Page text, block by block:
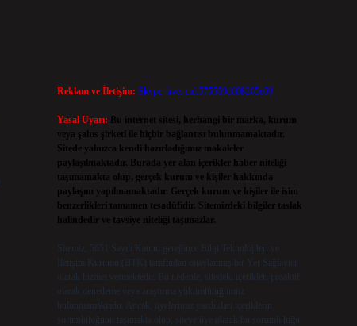
Reklam ve İletişim: Skype: live:.cid.575569c608265c69
Yasal Uyarı:
Bu internet sitesi, herhangi bir marka, kurum
veya şahıs şirketi ile hiçbir bağlantısı bulunmamaktadır.
Sitede yalnızca kendi hazırladığımız makaleler
paylaşılmaktadır. Burada yer alan içerikler haber niteliği
taşımamakta olup, gerçek kurum ve kişiler hakkında
paylaşım yapılmamaktadır. Gerçek kurum ve kişiler ile isim
benzerlikleri tamamen tesadüfidir. Sitemizdeki bilgiler taslak
halindedir ve tavsiye niteliği taşımazlar.
Sitemiz, 5651 Sayılı Kanun gereğince Bilgi Teknolojileri ve
İletişim Kurumu (BTK) tarafından onaylanmış bir Yer Sağlayıcı
olarak hizmet vermektedir. Bu nedenle, sitedeki içerikleri proaktif
olarak denetleme veya araştırma yükümlülüğümüz
bulunmamaktadır. Ancak, üyelerimiz yazdıkları içeriklerin
sorumluluğunu taşımakta olup, siteye üye olarak bu sorumluluğu